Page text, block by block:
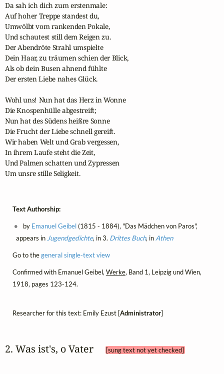
Da sah ich dich zum erstenmale:
Auf hoher Treppe standest du,
Umwölbt vom rankenden Pokale,
Und schautest still dem Reigen zu.
Der Abendröte Strahl umspielte
Dein Haar, zu träumen schien der Blick,
Als ob dein Busen ahnend fühlte
Der ersten Liebe nahes Glück.
Wohl uns! Nun hat das Herz in Wonne
Die Knospenhülle abgestreift;
Nun hat des Südens heißre Sonne
Die Frucht der Liebe schnell gereift.
Wir haben Welt und Grab vergessen,
In ihrem Laufe steht die Zeit,
Und Palmen schatten und Zypressen
Um unsre stille Seligkeit.
Text Authorship:
by Emanuel Geibel(1815 - 1884), "Das Mädchen von Paros",
appears in Jugendgedichte, in 3. Drittes Buch, in Athen
Go to thegeneral single-text view
Confirmed with Emanuel Geibel, Werke, Band 1, Leipzig und Wien,
1918, pages 123-124.
Researcher for this text: Emily Ezust [Administrator]
2. Was ist's, o Vater [sung text not yet checked]